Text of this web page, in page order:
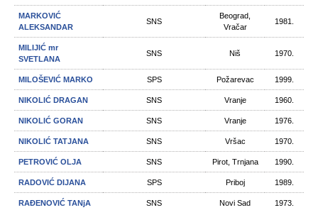
MARKOVIĆ
ALEKSANDAR
SNS
Beograd,
Vračar
1981.
MILIJIĆ mr
SVETLANA
SNS Niš 1970.
MILOŠEVIĆ MARKO SPS Požarevac 1999.
NIKOLIĆ DRAGAN SNS Vranje 1960.
NIKOLIĆ GORAN SNS Vranje 1976.
NIKOLIĆ TATJANA SNS Vršac 1970.
PETROVIĆ OLJA SNS Pirot, Trnjana 1990.
RADOVIĆ DIJANA SPS Priboj 1989.
RAĐENOVIĆ TANjA SNS Novi Sad 1973.